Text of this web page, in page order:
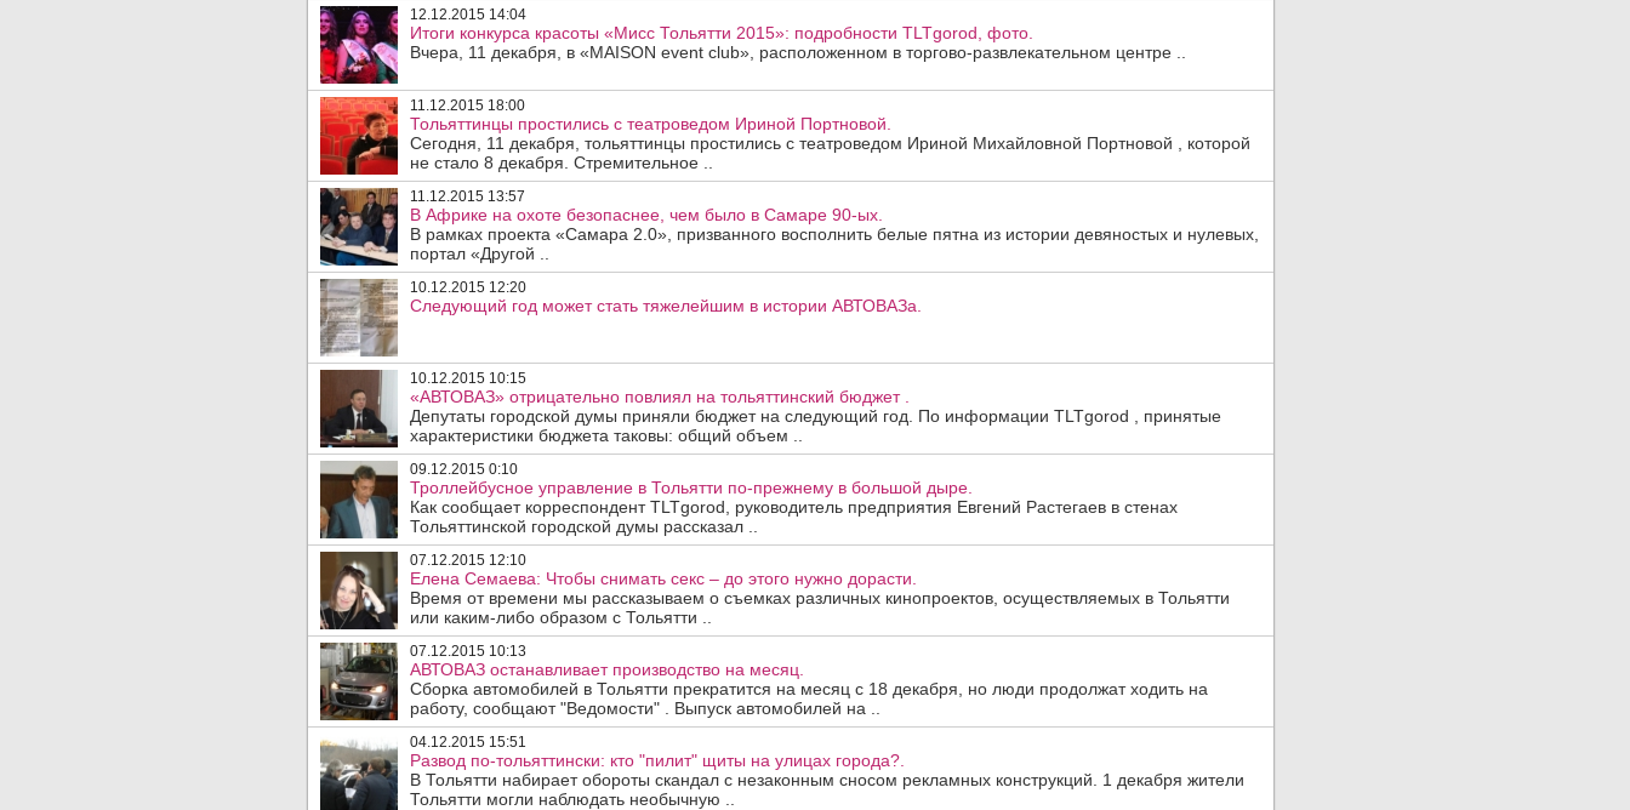
12.12.2015 14:04
Итоги конкурса красоты «Мисс Тольятти 2015»: подробности TLTgorod, фото.
Вчера, 11 декабря, в «MAISON event club», расположенном в торгово-развлекательном центре ..
11.12.2015 18:00
Тольяттинцы простились с театроведом Ириной Портновой.
Сегодня, 11 декабря, тольяттинцы простились с театроведом Ириной Михайловной Портновой , которой
не стало 8 декабря. Стремительное ..
11.12.2015 13:57
В Африке на охоте безопаснее, чем было в Самаре 90-ых.
В рамках проекта «Самара 2.0», призванного восполнить белые пятна из истории девяностых и нулевых,
портал «Другой ..
10.12.2015 12:20
Следующий год может стать тяжелейшим в истории АВТОВАЗа.
10.12.2015 10:15
«АВТОВАЗ» отрицательно повлиял на тольяттинский бюджет .
Депутаты городской думы приняли бюджет на следующий год. По информации TLTgorod , принятые
характеристики бюджета таковы: общий объем ..
09.12.2015 0:10
Троллейбусное управление в Тольятти по-прежнему в большой дыре.
Как сообщает корреспондент TLTgorod, руководитель предприятия Евгений Растегаев в стенах
Тольяттинской городской думы рассказал ..
07.12.2015 12:10
Елена Семаева: Чтобы снимать секс – до этого нужно дорасти.
Время от времени мы рассказываем о съемках различных кинопроектов, осуществляемых в Тольятти
или каким-либо образом с Тольятти ..
07.12.2015 10:13
АВТОВАЗ останавливает производство на месяц.
Сборка автомобилей в Тольятти прекратится на месяц с 18 декабря, но люди продолжат ходить на
работу, сообщают "Ведомости" . Выпуск автомобилей на ..
04.12.2015 15:51
Развод по-тольяттински: кто "пилит" щиты на улицах города?.
В Тольятти набирает обороты скандал с незаконным сносом рекламных конструкций. 1 декабря жители
Тольятти могли наблюдать необычную ..